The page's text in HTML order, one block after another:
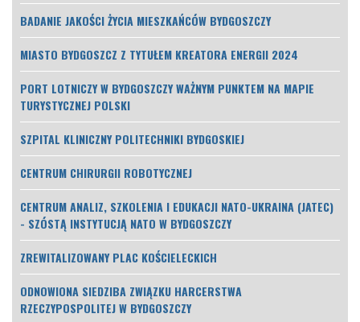
BADANIE JAKOŚCI ŻYCIA MIESZKAŃCÓW BYDGOSZCZY
MIASTO BYDGOSZCZ Z TYTUŁEM KREATORA ENERGII 2024
PORT LOTNICZY W BYDGOSZCZY WAŻNYM PUNKTEM NA MAPIE
TURYSTYCZNEJ POLSKI
SZPITAL KLINICZNY POLITECHNIKI BYDGOSKIEJ
CENTRUM CHIRURGII ROBOTYCZNEJ
CENTRUM ANALIZ, SZKOLENIA I EDUKACJI NATO-UKRAINA (JATEC)
- SZÓSTĄ INSTYTUCJĄ NATO W BYDGOSZCZY
ZREWITALIZOWANY PLAC KOŚCIELECKICH
ODNOWIONA SIEDZIBA ZWIĄZKU HARCERSTWA
RZECZYPOSPOLITEJ W BYDGOSZCZY